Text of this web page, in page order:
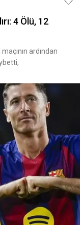
4 Ölü, 12
ardından